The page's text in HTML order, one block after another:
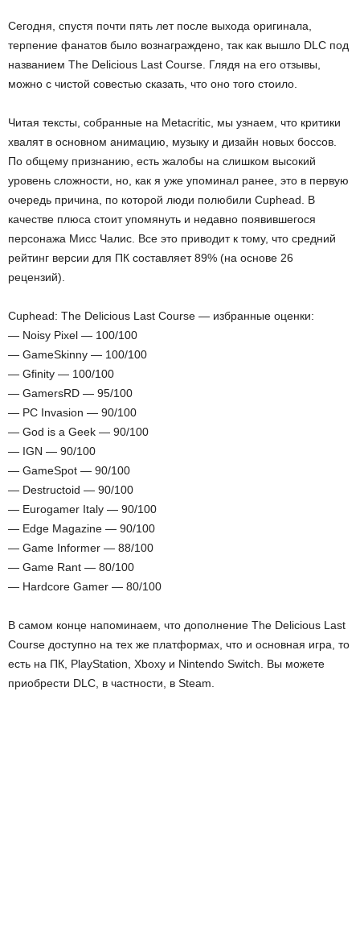
Сегодня, спустя почти пять лет после выхода оригинала,
терпение фанатов было вознаграждено, так как вышло DLC под
названием The Delicious Last Course. Глядя на его отзывы,
можно с чистой совестью сказать, что оно того стоило.
Читая тексты, собранные на Metacritic, мы узнаем, что критики
хвалят в основном анимацию, музыку и дизайн новых боссов.
По общему признанию, есть жалобы на слишком высокий
уровень сложности, но, как я уже упоминал ранее, это в первую
очередь причина, по которой люди полюбили Cuphead. В
качестве плюса стоит упомянуть и недавно появившегося
персонажа Мисс Чалис. Все это приводит к тому, что средний
рейтинг версии для ПК составляет 89% (на основе 26
рецензий).
Cuphead: The Delicious Last Course — избранные оценки:
— Noisy Pixel — 100/100
— GameSkinny — 100/100
— Gfinity — 100/100
— GamersRD — 95/100
— PC Invasion — 90/100
— God is a Geek — 90/100
— IGN — 90/100
— GameSpot — 90/100
— Destructoid — 90/100
— Eurogamer Italy — 90/100
— Edge Magazine — 90/100
— Game Informer — 88/100
— Game Rant — 80/100
— Hardcore Gamer — 80/100
В самом конце напоминаем, что дополнение The Delicious Last
Course доступно на тех же платформах, что и основная игра, то
есть на ПК, PlayStation, Xboxy и Nintendo Switch. Вы можете
приобрести DLC, в частности, в Steam.